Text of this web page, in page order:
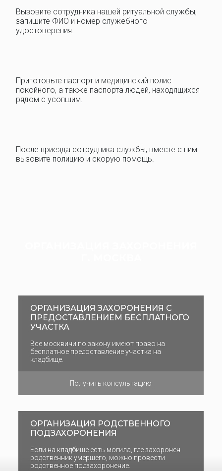
Вызовите сотрудника нашей ритуальной службы,
запишите ФИО и номер служебного
удостоверения.
Приготовьте паспорт и медицинский полис
покойного, а также паспорта людей, находящихся
рядом с усопшим.
После приезда сотрудника службы, вместе с ним
вызовите полицию и скорую помощь.
ОРГАНИЗАЦИЯ ЗАХОРОНЕНИЯ С
ПРЕДОСТАВЛЕНИЕМ БЕСПЛАТНОГО
УЧАСТКА
Все москвичи по закону имеют право на
бесплатное предоставление участка на
кладбище.
Получить консультацию
ОРГАНИЗАЦИЯ РОДСТВЕННОГО
ПОДЗАХОРОНЕНИЯ
Если на кладбище есть могила, где захоронен
родственник умершего, можно провести
родственное подзахоронение.